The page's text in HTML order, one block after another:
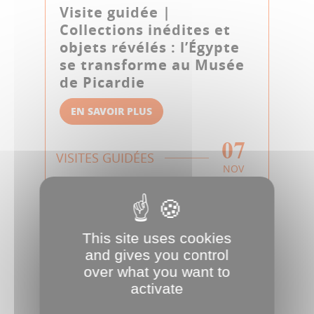
Visite guidée |
Collections inédites et
objets révélés : l’Égypte
se transforme au Musée
de Picardie
EN SAVOIR PLUS
VISITES GUIDÉES 07
NOV
This site uses cookies
and gives you control
over what you want to
activate